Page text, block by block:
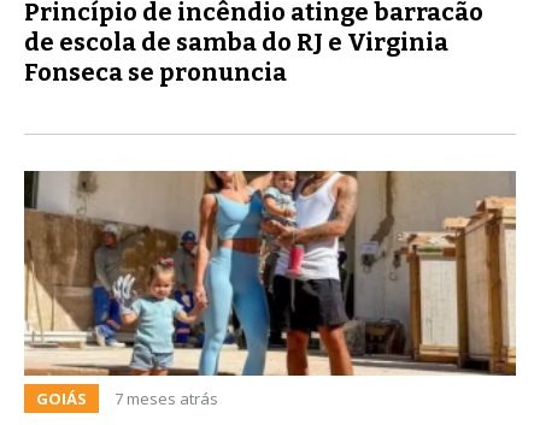
Princípio de incêndio atinge barracão
de escola de samba do RJ e Virginia
Fonseca se pronuncia
GOIÁS 7 meses atrás